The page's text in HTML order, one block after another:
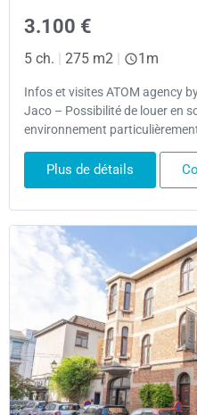
3.100 €
5 ch. 275 m2 1m
Infos et visites ATOM agency
Jaco – Possibilité de louer en
environnement
Plus de détails